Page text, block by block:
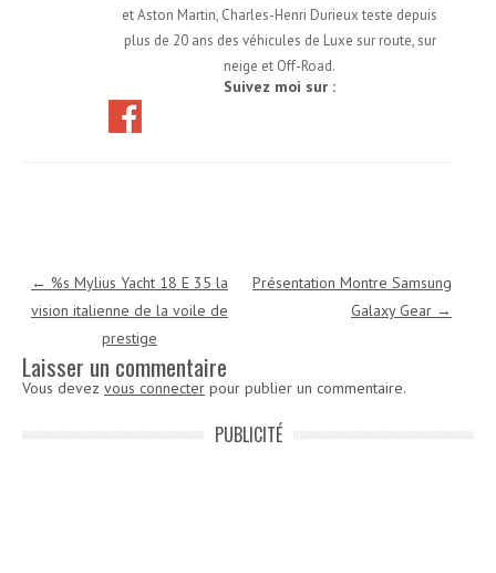
et Aston Martin, Charles-Henri Durieux teste depuis
plus de 20 ans des véhicules de Luxe sur route, sur
neige et Off-Road.
Suivez moi sur :
Navigation des articles
← %s Mylius Yacht 18 E 35 la
vision italienne de la voile de
prestige
Présentation Montre Samsung
Galaxy Gear →
Laisser un commentaire
Vous devez vous connecter pour publier un commentaire.
PUBLICITÉ